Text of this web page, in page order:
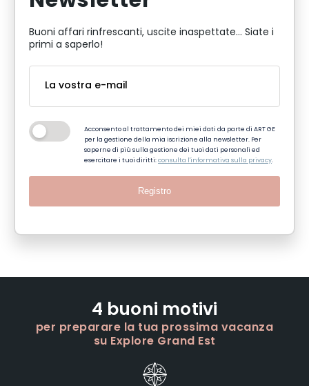
Buoni affari rinfrescanti, uscite inaspettate... Siate i
primi a saperlo!
Acconsento al trattamento dei miei dati da parte di ART GE
per la gestione della mia iscrizione alla newsletter. Per
saperne di più sulla gestione dei tuoi dati personali ed
esercitare i tuoi diritti:consulta l'informativa sulla privacy.
Registro
4 buoni motivi
per preparare la tua prossima vacanza
su Explore Grand Est